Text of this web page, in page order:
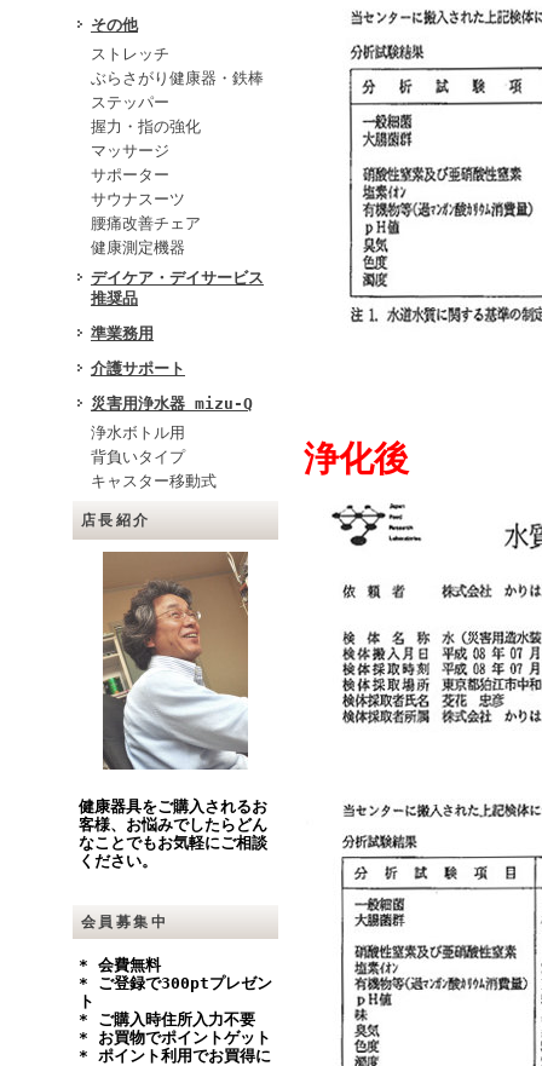
その他
ストレッチ
ぶらさがり健康器・鉄棒
ステッパー
握力・指の強化
マッサージ
サポーター
サウナスーツ
腰痛改善チェア
健康測定機器
デイケア・デイサービス
推奨品
準業務用
介護サポート
災害用浄水器 mizu-Q
浄水ボトル用
背負いタイプ
キャスター移動式
店長紹介
健康器具をご購入されるお
客様、お悩みでしたらどん
なことでもお気軽にご相談
ください。
会員募集中
* 会費無料
* ご登録で300ptプレゼン
ト
* ご購入時住所入力不要
* お買物でポイントゲット
* ポイント利用でお買得に
浄化後